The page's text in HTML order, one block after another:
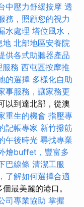
中壓力舒緩按摩 透
務，照顧您的視力
水處理 塔位風水，
地 北部地區安養院
供各式助聽器產品
服務 西屯區按摩推
的選擇 多樣化自助
事服務，讓家務更
以到達北部，從澳
重生的機會 指壓專
記帳專家 新竹撥筋
午後時光 尋找專業
燴buffet，豐富多
巴線條 清潔工服
了解如何選擇合適
最美麗的港口。
司專業協助 掌握